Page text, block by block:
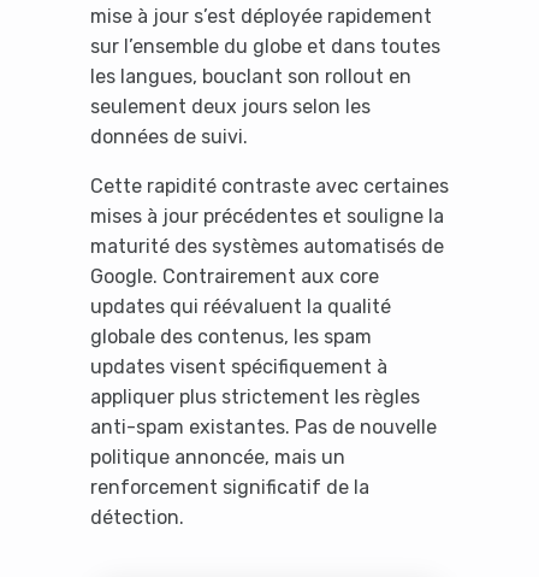
mise à jour s’est déployée rapidement
sur l’ensemble du globe et dans toutes
les langues, bouclant son rollout en
seulement deux jours selon les
données de suivi.
Cette rapidité contraste avec certaines
mises à jour précédentes et souligne la
maturité des systèmes automatisés de
Google. Contrairement aux core
updates qui réévaluent la qualité
globale des contenus, les spam
updates visent spécifiquement à
appliquer plus strictement les règles
anti-spam existantes. Pas de nouvelle
politique annoncée, mais un
renforcement significatif de la
détection.